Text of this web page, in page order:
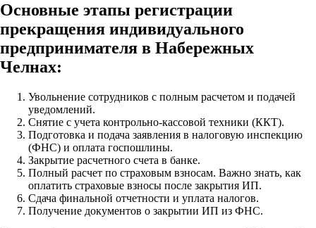
Основные этапы регистрации
прекращения индивидуального
предпринимателя в Набережных
Челнах:
Увольнение сотрудников с полным расчетом и подачей
уведомлений.
Снятие с учета контрольно-кассовой техники (ККТ).
Подготовка и подача заявления в налоговую инспекцию
(ФНС) и оплата госпошлины.
Закрытие расчетного счета в банке.
Полный расчет по страховым взносам. Важно знать, как
оплатить страховые взносы после закрытия ИП.
Сдача финальной отчетности и уплата налогов.
Получение документов о закрытии ИП из ФНС.